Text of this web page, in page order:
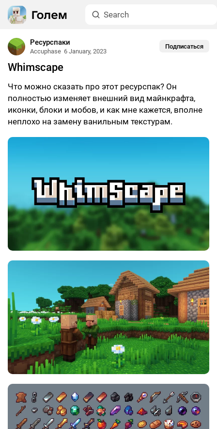
Ресурспаки
Accuphase 6 January, 2023
Подписаться
Whimscape
Что можно сказать про этот ресурспак? Он
полностью изменяет внешний вид майнкрафта,
иконки, блоки и мобов, и как мне кажется, вполне
неплохо на замену ванильным текстурам.